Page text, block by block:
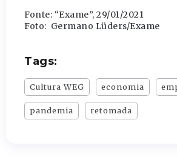
Fonte: “Exame”, 29/01/2021
Foto: Germano Lüders/Exame
Tags:
Cultura WEG economia
pandemia retomada